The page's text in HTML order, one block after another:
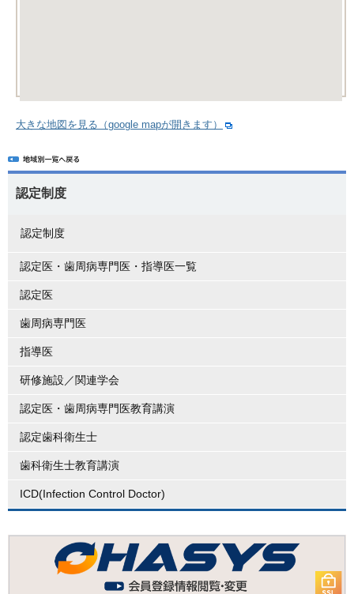
大きな地図を見る（google mapが開きます）
認定制度
認定制度
認定医・歯周病専門医・指導医一覧
認定医
歯周病専門医
指導医
研修施設／関連学会
認定医・歯周病専門医教育講演
認定歯科衛生士
歯科衛生士教育講演
ICD(Infection Control Doctor)